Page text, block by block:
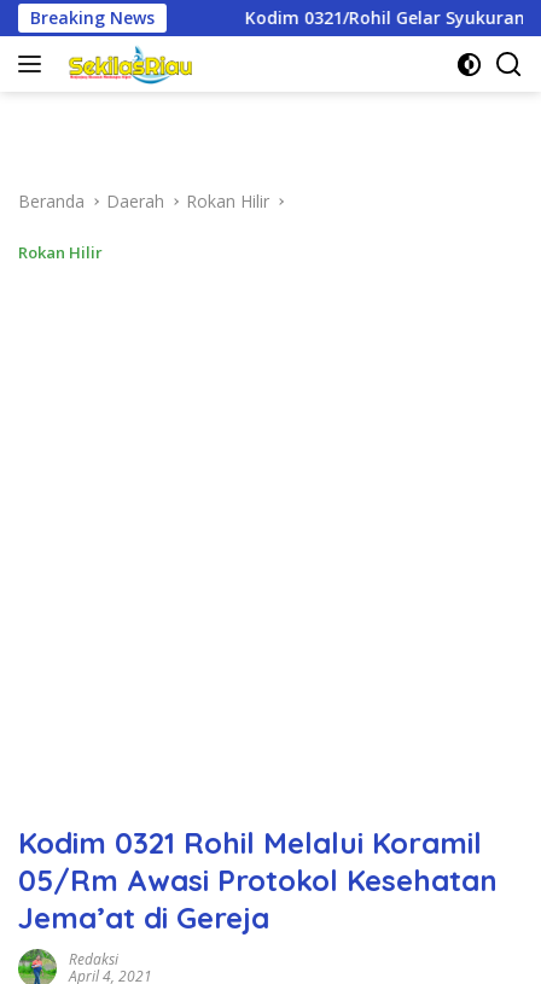
Langsung
ke
konten
Breaking News
0321/Rohil Gelar Syukuran Dan Doa Bersama Peringati
Beranda Daerah Rokan Hilir
Rokan Hilir
Kodim 0321 Rohil Melalui Koramil
05/Rm Awasi Protokol Kesehatan
Jema’at di Gereja
Redaksi
April 4, 2021